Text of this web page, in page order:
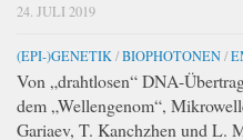
24. JULI 2019
(EPI-)GENETIK /BIOPHOTONEN/
Von „drahtlosen“ DNA-
dem „Wellengenom“,
Gariaev, T. Kanchzhen und L.